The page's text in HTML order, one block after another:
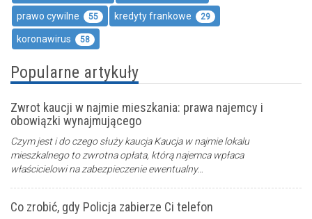
prawo cywilne 55 kredyty frankowe 29
koronawirus 58
Popularne artykuły
Zwrot kaucji w najmie mieszkania: prawa najemcy i
obowiązki wynajmującego
Czym jest i do czego służy kaucja Kaucja w najmie lokalu
mieszkalnego to zwrotna opłata, którą najemca wpłaca
właścicielowi na zabezpieczenie ewentualny…
Co zrobić, gdy Policja zabierze Ci telefon